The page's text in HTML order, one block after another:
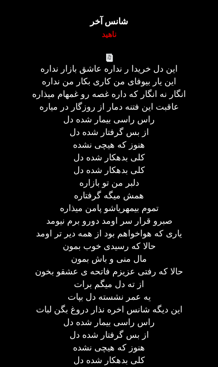
شانس آخر
ناهید
این دل خریدا ر نداره عاشق بازار نداره
این یار بیوفای من کاری بکار من نداره
انگار نه انگار که داره غصه رو غمهام میذاره
عاقبت این فتنه دمار از روزگار در میاره
راس راسی بیمار شده دل
از بس گرفتار شده دل
هنوز که هیچی نشده
کلی بدهکار شده دل
کلی بدهکار شده دل
دلبر من تو بازاره
همش میگه گرفتاره
تموم بیمهریاشو پامن میذاره
صبرو قرار سر اومد دورو برم نیومد
یاری که هواخواهم بود از همه دیر تر اومد
حالا که رسیدی خوب بمون
مال منی و باش بمون
حالا که رفتی عزیزم فاتحه ی عشقو بخون
از ته دل میگم برات
یه عمر نشسته دل بپات
این دیگه شانس اخره نذار دروغ بگن لبات
راس راسی بیمار شده دل
از بس گرفتار شده دل
هنوز که هیچی نشده
کلی بدهکار شده دل